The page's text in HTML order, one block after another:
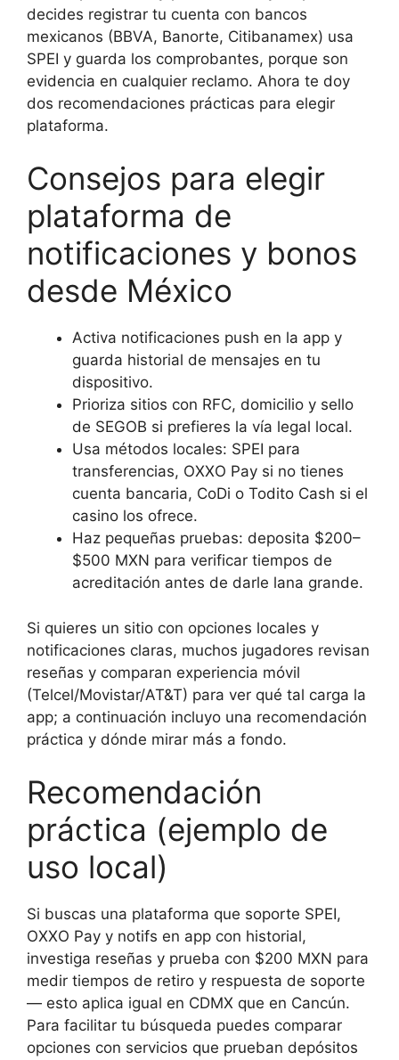
decides registrar tu cuenta con bancos
mexicanos (BBVA, Banorte, Citibanamex) usa
SPEI y guarda los comprobantes, porque son
evidencia en cualquier reclamo. Ahora te doy
dos recomendaciones prácticas para elegir
plataforma.
Consejos para elegir
plataforma de
notificaciones y bonos
desde México
Activa notificaciones push en la app y
guarda historial de mensajes en tu
dispositivo.
Prioriza sitios con RFC, domicilio y sello
de SEGOB si prefieres la vía legal local.
Usa métodos locales: SPEI para
transferencias, OXXO Pay si no tienes
cuenta bancaria, CoDi o Todito Cash si el
casino los ofrece.
Haz pequeñas pruebas: deposita $200–
$500 MXN para verificar tiempos de
acreditación antes de darle lana grande.
Si quieres un sitio con opciones locales y
notificaciones claras, muchos jugadores revisan
reseñas y comparan experiencia móvil
(Telcel/Movistar/AT&T) para ver qué tal carga la
app; a continuación incluyo una recomendación
práctica y dónde mirar más a fondo.
Recomendación
práctica (ejemplo de
uso local)
Si buscas una plataforma que soporte SPEI,
OXXO Pay y notifs en app con historial,
investiga reseñas y prueba con $200 MXN para
medir tiempos de retiro y respuesta de soporte
— esto aplica igual en CDMX que en Cancún.
Para facilitar tu búsqueda puedes comparar
opciones con servicios que prueban depósitos